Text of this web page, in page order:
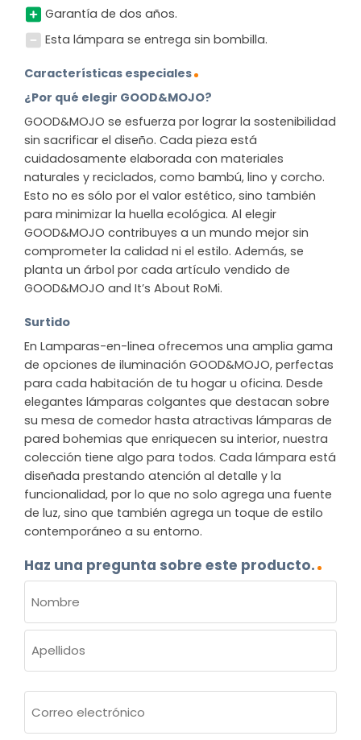
Garantía de dos años.
Esta lámpara se entrega sin bombilla.
Características especiales
¿Por qué elegir GOOD&MOJO?
GOOD&MOJO se esfuerza por lograr la sostenibilidad
sin sacrificar el diseño. Cada pieza está
cuidadosamente elaborada con materiales
naturales y reciclados, como bambú, lino y corcho.
Esto no es sólo por el valor estético, sino también
para minimizar la huella ecológica. Al elegir
GOOD&MOJO contribuyes a un mundo mejor sin
comprometer la calidad ni el estilo. Además, se
planta un árbol por cada artículo vendido de
GOOD&MOJO and It’s About RoMi.
Surtido
En Lamparas-en-linea ofrecemos una amplia gama
de opciones de iluminación GOOD&MOJO, perfectas
para cada habitación de tu hogar u oficina. Desde
elegantes lámparas colgantes que destacan sobre
su mesa de comedor hasta atractivas lámparas de
pared bohemias que enriquecen su interior, nuestra
colección tiene algo para todos. Cada lámpara está
diseñada prestando atención al detalle y la
funcionalidad, por lo que no solo agrega una fuente
de luz, sino que también agrega un toque de estilo
contemporáneo a su entorno.
Haz una pregunta sobre este producto.
(OBLIGATORIO)
Nombre
electrónico